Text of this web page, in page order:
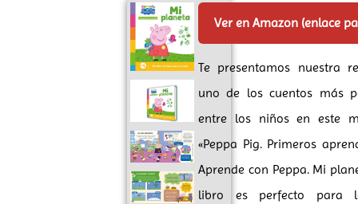
Ver en Amazon (enlace
Te presentamos nuestra
uno de los cuentos más
entre los niños en este
«Peppa Pig. Primeros
Aprende con Peppa. Mi
libro es perfecto para